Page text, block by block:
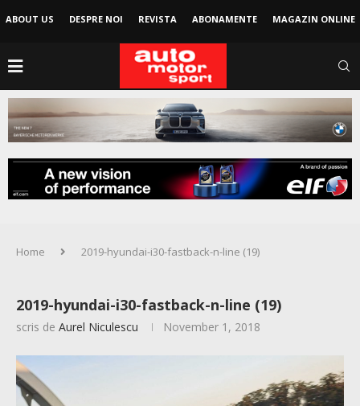
ABOUT US DESPRE NOI REVISTA ABONAMENTE MAGAZIN ONLINE
Home 2019-hyundai-i30-fastback-n-line (19)
2019-hyundai-i30-fastback-n-line (19)
scris de Aurel Niculescu November 1, 2018